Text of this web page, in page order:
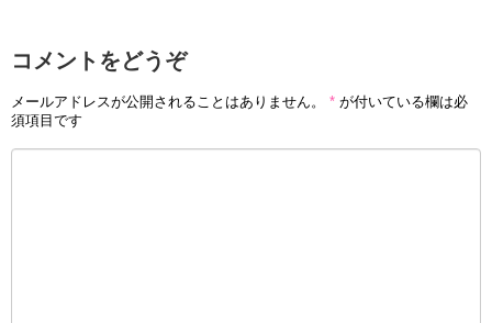
コメントをどうぞ
メールアドレスが公開されることはありません。 * が付いている欄は必
須項目です